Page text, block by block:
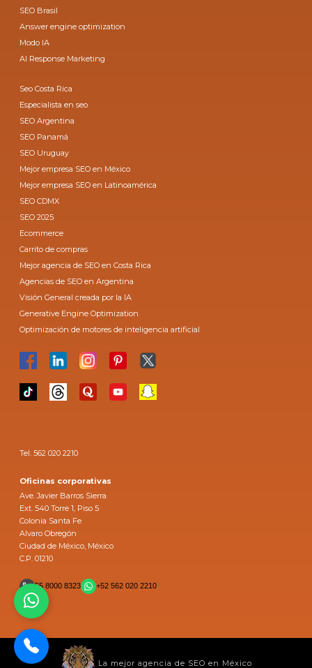
SEO Brasil
Answer engine optimization
Modo IA
AI Response Marketing
Seo Costa Rica
Especialista en seo
SEO Argentina
SEO Panamá
SEO Uruguay
Mejor empresa SEO en México
Mejor empresa SEO en Latinoamérica
SEO CDMX
SEO 2025
Ecommerce
Carrito de compras
Mejor agencia de SEO en Costa Rica
Agencias de SEO en Argentina
Visión General creada por la IA
Generative Engine Optimization
Optimización de motores de inteligencia artificial
Tel. 562 020 2210
Oficinas corporativas
Ave. Javier Barros Sierra
Ext. 540 Torre 1, Piso 5
Colonia Santa Fe
Alvaro Obregón
Ciudad de México, México
C.P. 01210
55 8000 8323 +52 562 020 2210
La mejor agencia de SEO en México